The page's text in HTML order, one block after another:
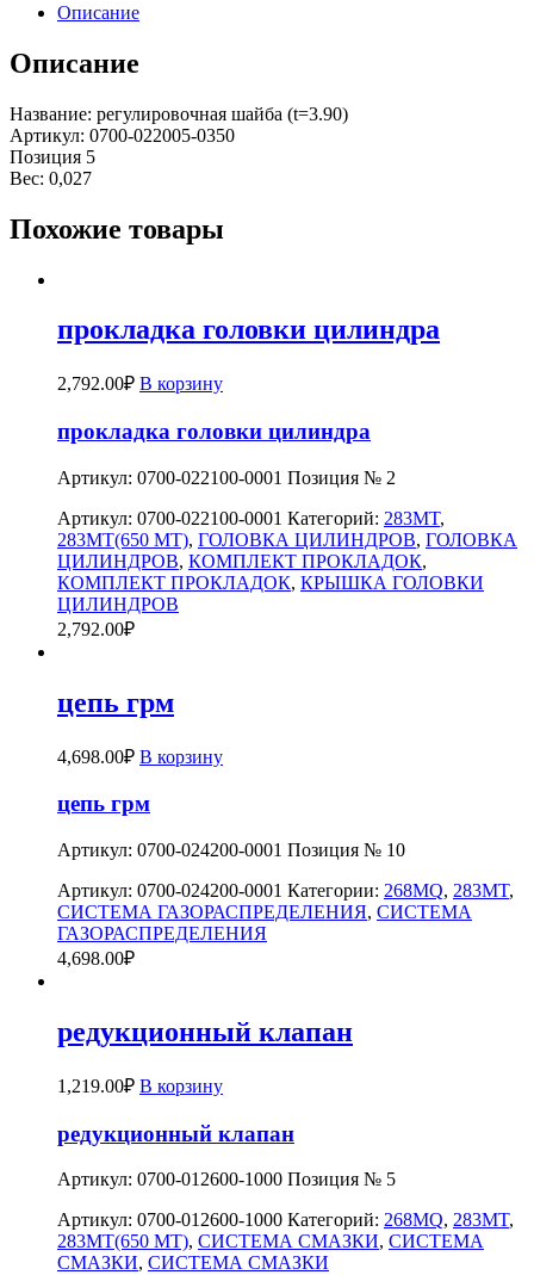
Описание
Описание
Название: регулировочная шайба (t=3.90)
Артикул: 0700-022005-0350
Позиция 5
Вес: 0,027
Похожие товары
прокладка головки цилиндра
2,792.00₽ В корзину
прокладка головки цилиндра
Артикул: 0700-022100-0001 Позиция № 2
Артикул: 0700-022100-0001 Категорий: 283MT,
283MT(650 MT), ГОЛОВКА ЦИЛИНДРОВ, ГОЛОВКА
ЦИЛИНДРОВ, КОМПЛЕКТ ПРОКЛАДОК,
КОМПЛЕКТ ПРОКЛАДОК, КРЫШКА ГОЛОВКИ
ЦИЛИНДРОВ
2,792.00₽
цепь грм
4,698.00₽ В корзину
цепь грм
Артикул: 0700-024200-0001 Позиция № 10
Артикул: 0700-024200-0001 Категории: 268MQ, 283MT,
СИСТЕМА ГАЗОРАСПРЕДЕЛЕНИЯ, СИСТЕМА
ГАЗОРАСПРЕДЕЛЕНИЯ
4,698.00₽
редукционный клапан
1,219.00₽ В корзину
редукционный клапан
Артикул: 0700-012600-1000 Позиция № 5
Артикул: 0700-012600-1000 Категорий: 268MQ, 283MT,
283MT(650 MT), СИСТЕМА СМАЗКИ, СИСТЕМА
СМАЗКИ, СИСТЕМА СМАЗКИ